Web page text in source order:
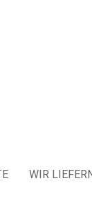
WIR